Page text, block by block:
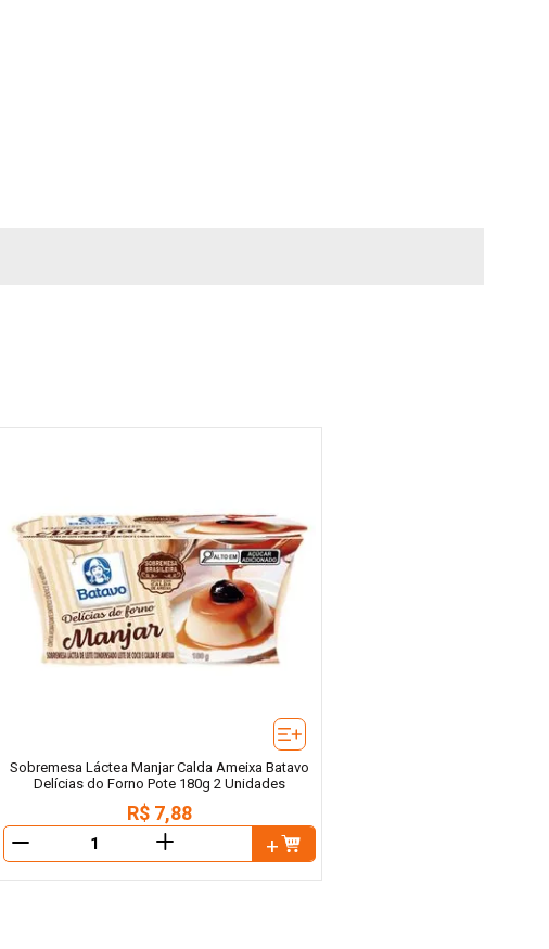
Sobremesa Láctea Manjar Calda Ameixa Batavo
Delícias do Forno Pote 180g 2 Unidades
R$ 7,88
＋